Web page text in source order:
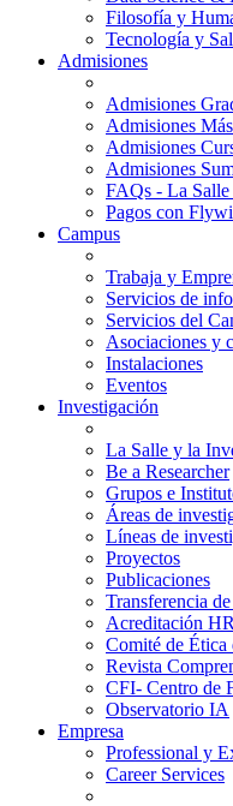
Filosofía y
Tecnología y
Admisiones
Admisiones
Admisiones
Admisiones
Admisiones
FAQs - La Salle
Pagos con
Campus
Trabaja y
Servicios de
Servicios del
Asociaciones y
Instalaciones
Eventos
Investigación
La Salle y la
Be a Researcher
Grupos e
Áreas de
Líneas de
Proyectos
Publicaciones
Transferencia
Acreditación
Comité de Ética
Revista
CFI- Centro de
Observatorio IA
Empresa
Professional y
Career Services